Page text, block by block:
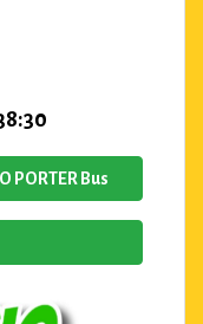
PORTER Bus